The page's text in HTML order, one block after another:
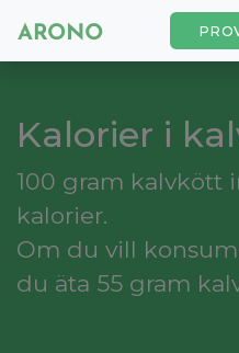
Kalorier i
100 gram kalvkött
kalorier.
Om du vill
du äta 55 gram